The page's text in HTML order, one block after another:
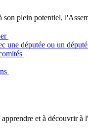
son plein potentiel,
une députée ou un député
et à découvrir à